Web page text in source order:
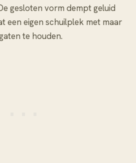
gesloten vorm dempt geluid
een eigen schuilplek met maar
te houden.